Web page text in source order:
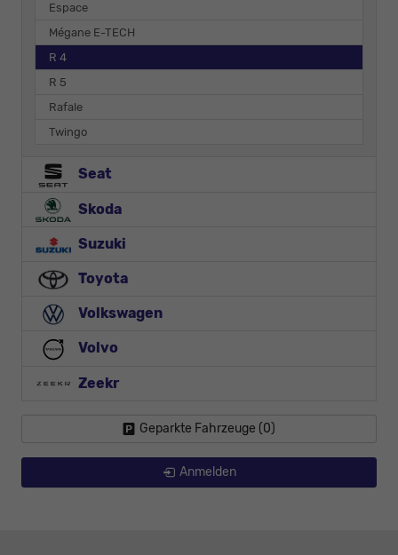
Espace
Mégane E-TECH
R 4
R 5
Rafale
Twingo
Seat
Skoda
Suzuki
Toyota
Volkswagen
Volvo
Zeekr
Geparkte Fahrzeuge (0)
Anmelden